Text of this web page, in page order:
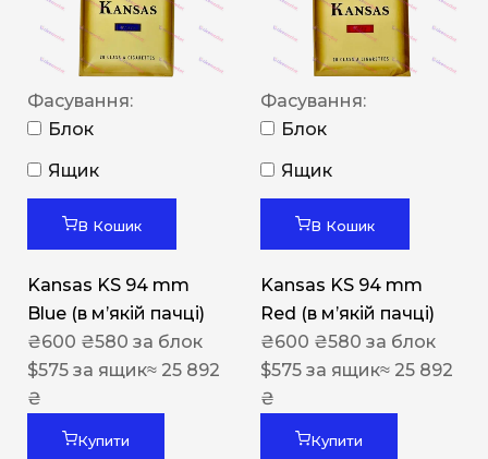
Фасування:
Блок
Ящик
В Кошик
Kansas KS 94 mm
Blue (в мʼякій пачці)
₴600 ₴580 за блок
$575 за ящик≈ 25 892
₴
Купити
Фасування:
Блок
Ящик
В Кошик
Kansas KS 94 mm
Red (в мʼякій пачці)
₴600 ₴580 за блок
$575 за ящик≈ 25 892
₴
Купити